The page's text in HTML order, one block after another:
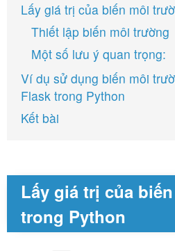
Lấy giá trị của biến môi
Thiết lập biến môi trường
Một số lưu ý quan trọng:
Ví dụ sử dụng biến môi
Flask trong Python
Kết bài
Lấy giá trị của
trong Python